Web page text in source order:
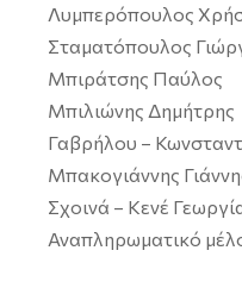
Λυμπερόπουλος
Σταματόπουλος
Μπιράτσης Παύλος
Μπιλιώνης Δημήτρης
Γαβρήλου –
Μπακογιάννης
Σχοινά – Κενέ
Αναπληρωματικό